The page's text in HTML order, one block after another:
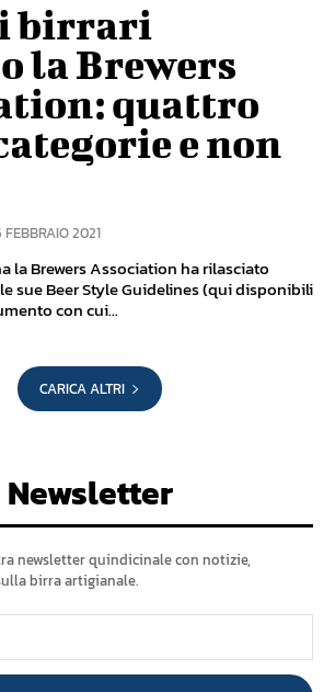
birrari
la Brewers
quattro
e non
FEBBRAIO 2021
la Brewers Association ha rilasciato
sue Beer Style Guidelines (qui disponibili
con cui...
CARICA ALTRI
Newsletter
newsletter quindicinale con notizie,
birra artigianale.